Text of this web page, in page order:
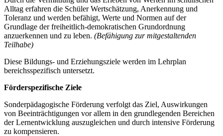
Alltag erfahren die Schüler Wertschätzung, Anerkennung und
Toleranz und werden befähigt, Werte und Normen auf der
Grundlage der freiheitlich-demokratischen Grundordnung
anzuerkennen und zu leben. (Befähigung zur mitgestaltenden
Teilhabe)
Diese Bildungs- und Erziehungsziele werden im Lehrplan
bereichsspezifisch untersetzt.
Förderspezifische Ziele
Sonderpädagogische Förderung verfolgt das Ziel, Auswirkungen
von Beeinträchtigungen vor allem in den grundlegenden Bereichen
der Lernentwicklung auszugleichen und durch intensive Förderung
zu kompensieren.